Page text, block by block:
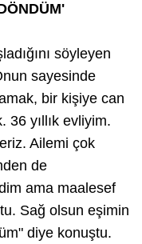
söyleyen
sayesinde
bir kişiye can
yıllık evliyim.
Ailemi çok
de
ama maalesef
Sağ olsun eşimin
diye konuştu.